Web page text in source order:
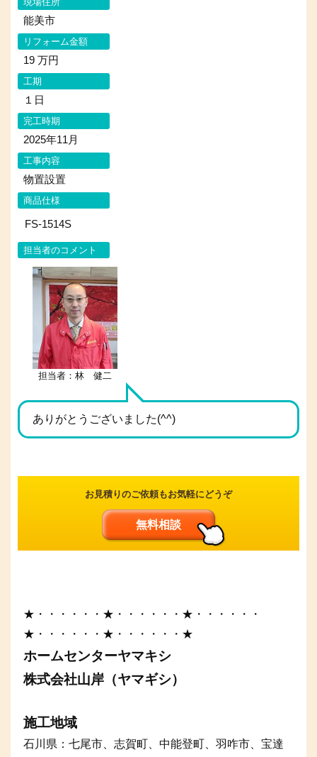
能美市
リフォーム金額
19 万円
工期
１日
完工時期
2025年11月
工事内容
物置設置
商品仕様
FS-1514S
担当者のコメント
担当者：林 健二
ありがとうございました(^^)
お見積りのご依頼もお気軽にどうぞ
無料相談
★・・・・・・★・・・・・・★・・・・・・
★・・・・・・★・・・・・・★
ホームセンターヤマキシ
株式会社山岸（ヤマギシ）
施工地域
石川県：七尾市、志賀町、中能登町、羽咋市、宝達